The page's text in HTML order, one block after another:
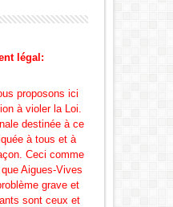
légal:
proposons ici
à violer la Loi.
destinée à ce
à tous et à
Ceci comme
Aigues-Vives
grave et
sont ceux et